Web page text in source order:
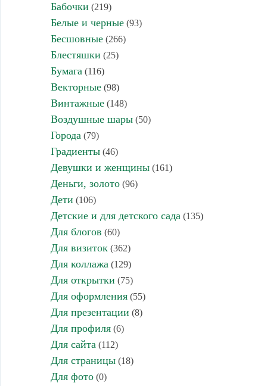
Бабочки (219)
Белые и черные(93)
Бесшовные(266)
Блестяшки (25)
Бумага (116)
Векторные(98)
Винтажные(148)
Воздушные шары(50)
Города (79)
Градиенты(46)
Девушки и женщины(161)
Деньги, золото(96)
Дети (106)
Детские и для детского сада (135)
Для блогов (60)
Для визиток(362)
Для коллажа (129)
Для открытки (75)
Для оформления(55)
Для презентации (8)
Для профиля(6)
Для сайта (112)
Для страницы(18)
Для фото(0)